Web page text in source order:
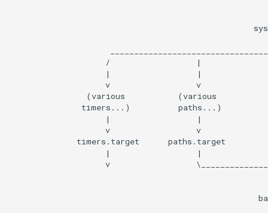
/                  |
|                  |
v                  v
(various           (various
timers...)          paths...)
|                  |
v                  v
timers.target      paths.target
|                  |
v